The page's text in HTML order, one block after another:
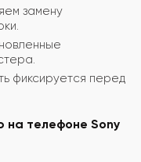
замену
фиксируется перед
на телефоне Sony